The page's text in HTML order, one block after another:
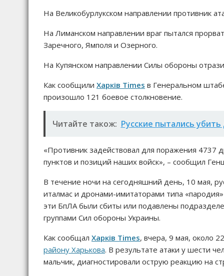
На Великобурлукском направлении противник
На Лиманском направлении враг пытался
Заречного, Ямполя и Озерного.
На Купянском направлении Силы обороны
Как сообщили Харків Times в Генеральном
произошло 121 боевое столкновение.
Читайте також: Русские пытались
«Противник задействовал для поражения 4737
пунктов и позиций наших войск», – сообщил
В течение ночи на сегодняшний день, 10 мая,
италмас и дронами-имитаторами типа
эти БпЛА были сбиты или подавлены
группами Сил обороны Украины.
Как сообщал Харків Times, вчера, 9 мая, около
району Харькова. В результате атаки у шести
мальчик, диагностировали острую реакцию на